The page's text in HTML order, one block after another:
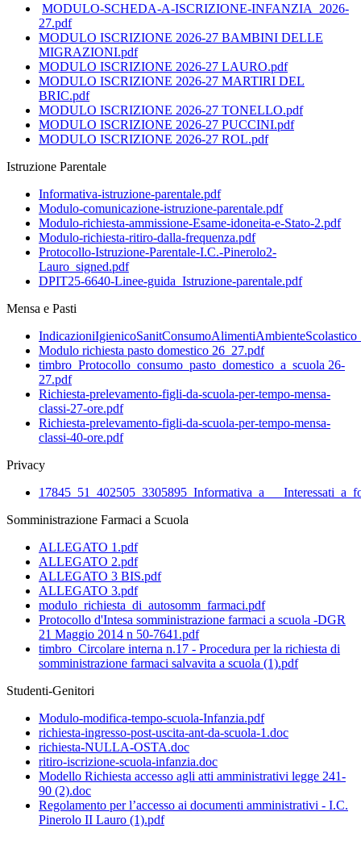
MODULO-SCHEDA-A-ISCRIZIONE-INFANZIA_2026-
27.pdf
MODULO ISCRIZIONE 2026-27 BAMBINI DELLE
MIGRAZIONI.pdf
MODULO ISCRIZIONE 2026-27 LAURO.pdf
MODULO ISCRIZIONE 2026-27 MARTIRI DEL
BRIC.pdf
MODULO ISCRIZIONE 2026-27 TONELLO.pdf
MODULO ISCRIZIONE 2026-27 PUCCINI.pdf
MODULO ISCRIZIONE 2026-27 ROL.pdf
Istruzione Parentale
Informativa-istruzione-parentale.pdf
Modulo-comunicazione-istruzione-parentale.pdf
Modulo-richiesta-ammissione-Esame-idoneita-e-Stato-2.pdf
Modulo-richiesta-ritiro-dalla-frequenza.pdf
Protocollo-Istruzione-Parentale-I.C.-Pinerolo2-
Lauro_signed.pdf
DPIT25-6640-Linee-guida_Istruzione-parentale.pdf
Mensa e Pasti
Modulo richiesta pasto domestico 26_27.pdf
timbro_Protocollo_consumo_pasto_domestico_a_scuola 26-
27.pdf
Richiesta-prelevamento-figli-da-scuola-per-tempo-mensa-
classi-27-ore.pdf
Richiesta-prelevamento-figli-da-scuola-per-tempo-mensa-
classi-40-ore.pdf
Privacy
Somministrazione Farmaci a Scuola
ALLEGATO 1.pdf
ALLEGATO 2.pdf
ALLEGATO 3 BIS.pdf
ALLEGATO 3.pdf
modulo_richiesta_di_autosomm_farmaci.pdf
Protocollo d'Intesa somministrazione farmaci a scuola -DGR
21 Maggio 2014 n 50-7641.pdf
timbro_Circolare interna n.17 - Procedura per la richiesta di
somministrazione farmaci salvavita a scuola (1).pdf
Studenti-Genitori
Modulo-modifica-tempo-scuola-Infanzia.pdf
richiesta-ingresso-post-uscita-ant-da-scuola-1.doc
richiesta-NULLA-OSTA.doc
ritiro-iscrizione-scuola-infanzia.doc
Modello Richiesta accesso agli atti amministrativi legge 241-
90 (2).doc
Regolamento per l’accesso ai documenti amministrativi - I.C.
Pinerolo II Lauro (1).pdf